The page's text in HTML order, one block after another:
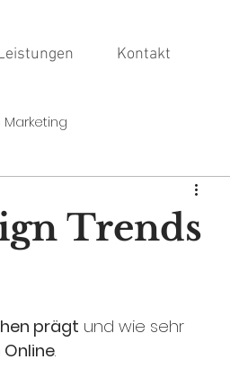
Kontakt
Marketing
Trends
prägt und wie sehr
.